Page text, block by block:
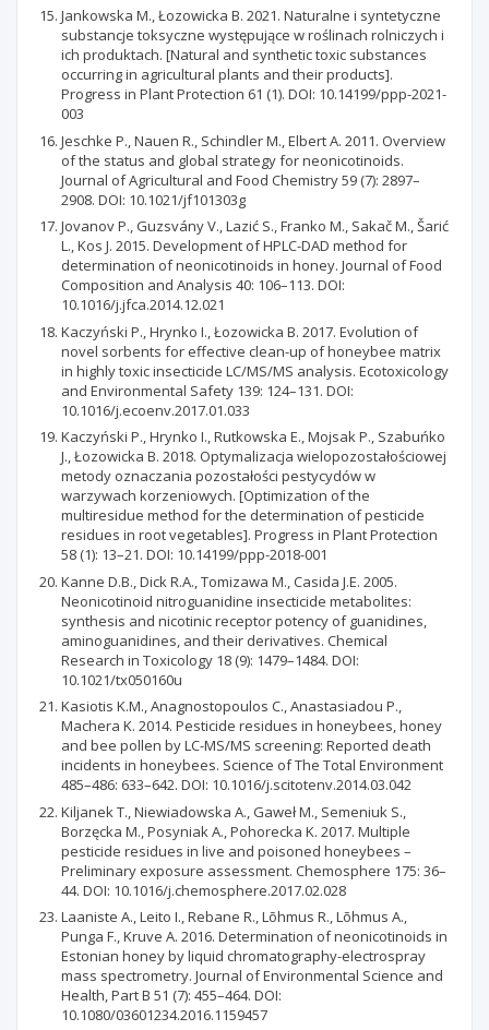
Jankowska M., Łozowicka B. 2021. Naturalne i syntetyczne
substancje toksyczne występujące w roślinach rolniczych i
ich produktach. [Natural and synthetic toxic substances
occurring in agricultural plants and their products].
Progress in Plant Protection 61 (1). DOI: 10.14199/ppp-2021-
003
Jeschke P., Nauen R., Schindler M., Elbert A. 2011. Overview
of the status and global strategy for neonicotinoids.
Journal of Agricultural and Food Chemistry 59 (7): 2897–
2908. DOI: 10.1021/jf101303g
Jovanov P., Guzsvány V., Lazić S., Franko M., Sakač M., Šarić
L., Kos J. 2015. Development of HPLC-DAD method for
determination of neonicotinoids in honey. Journal of Food
Composition and Analysis 40: 106–113. DOI:
10.1016/j.jfca.2014.12.021
Kaczyński P., Hrynko I., Łozowicka B. 2017. Evolution of
novel sorbents for effective clean-up of honeybee matrix
in highly toxic insecticide LC/MS/MS analysis. Ecotoxicology
and Environmental Safety 139: 124–131. DOI:
10.1016/j.ecoenv.2017.01.033
Kaczyński P., Hrynko I., Rutkowska E., Mojsak P., Szabuńko
J., Łozowicka B. 2018. Optymalizacja wielopozostałościowej
metody oznaczania pozostałości pestycydów w
warzywach korzeniowych. [Optimization of the
multiresidue method for the determination of pesticide
residues in root vegetables]. Progress in Plant Protection
58 (1): 13–21. DOI: 10.14199/ppp-2018-001
Kanne D.B., Dick R.A., Tomizawa M., Casida J.E. 2005.
Neonicotinoid nitroguanidine insecticide metabolites:
synthesis and nicotinic receptor potency of guanidines,
aminoguanidines, and their derivatives. Chemical
Research in Toxicology 18 (9): 1479–1484. DOI:
10.1021/tx050160u
Kasiotis K.M., Anagnostopoulos C., Anastasiadou P.,
Machera K. 2014. Pesticide residues in honeybees, honey
and bee pollen by LC-MS/MS screening: Reported death
incidents in honeybees. Science of The Total Environment
485–486: 633–642. DOI: 10.1016/j.scitotenv.2014.03.042
Kiljanek T., Niewiadowska A., Gaweł M., Semeniuk S.,
Borzęcka M., Posyniak A., Pohorecka K. 2017. Multiple
pesticide residues in live and poisoned honeybees –
Preliminary exposure assessment. Chemosphere 175: 36–
44. DOI: 10.1016/j.chemosphere.2017.02.028
Laaniste A., Leito I., Rebane R., Lõhmus R., Lõhmus A.,
Punga F., Kruve A. 2016. Determination of neonicotinoids in
Estonian honey by liquid chromatography-electrospray
mass spectrometry. Journal of Environmental Science and
Health, Part B 51 (7): 455–464. DOI:
10.1080/03601234.2016.1159457